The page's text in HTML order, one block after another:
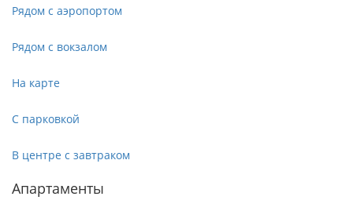
Рядом с аэропортом
Рядом с вокзалом
На карте
С парковкой
В центре с завтраком
Апартаменты